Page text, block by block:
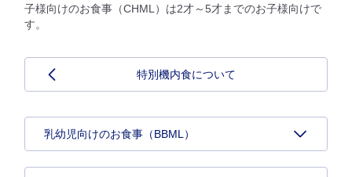
子様向けのお食事（CHML）は2才～5才までのお子様向けで
す。
特別機内食について
乳幼児向けのお食事（BBML）